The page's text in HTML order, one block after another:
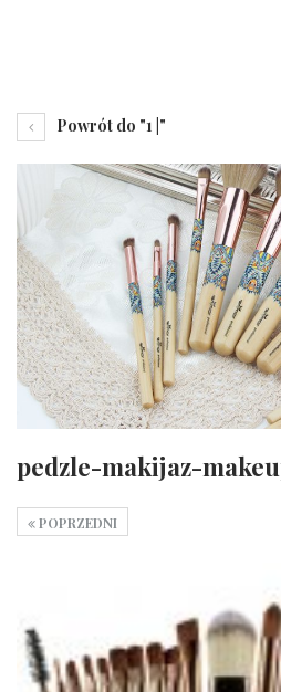
Powrót do "1 |"
pedzle-makijaz-
POPRZEDNI